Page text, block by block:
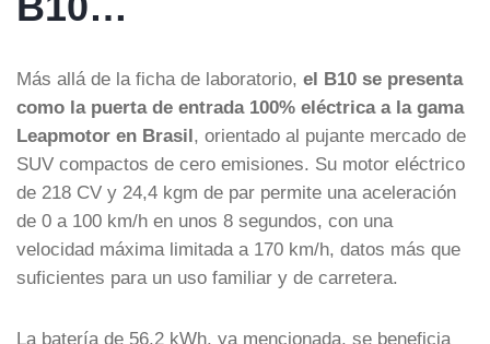
Más allá de la ficha de laboratorio, el B10 se presenta
como la puerta de entrada 100% eléctrica a la gama
Leapmotor en Brasil, orientado al pujante mercado de
SUV compactos de cero emisiones. Su motor eléctrico
de 218 CV y 24,4 kgm de par permite una aceleración
de 0 a 100 km/h en unos 8 segundos, con una
velocidad máxima limitada a 170 km/h, datos más que
suficientes para un uso familiar y de carretera.
La batería de 56,2 kWh, ya mencionada, se beneficia